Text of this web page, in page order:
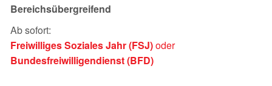
Bereichsübergreifend
Ab sofort:
Freiwilliges Soziales Jahr (FSJ)oder
Bundesfreiwilligendienst (BFD)